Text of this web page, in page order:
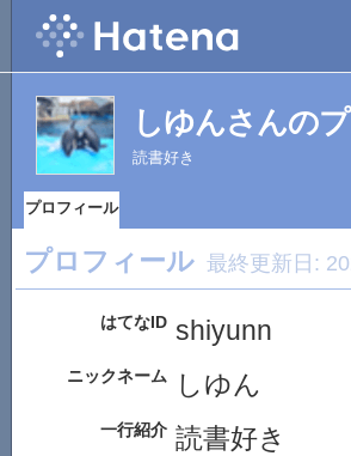
しゆんさんの
読書好き
プロフィール
プロフィール 最終更新日:
はてなID shiyunn
ニックネーム しゆん
一行紹介 読書好き